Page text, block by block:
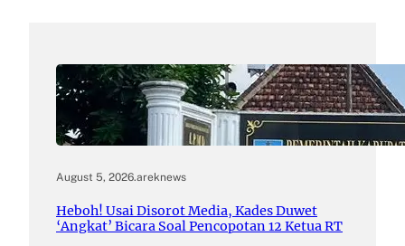
August 5, 2026.areknews
Heboh! Usai Disorot Media, Kades Duwet
‘Angkat’ Bicara Soal Pencopotan 12 Ketua RT